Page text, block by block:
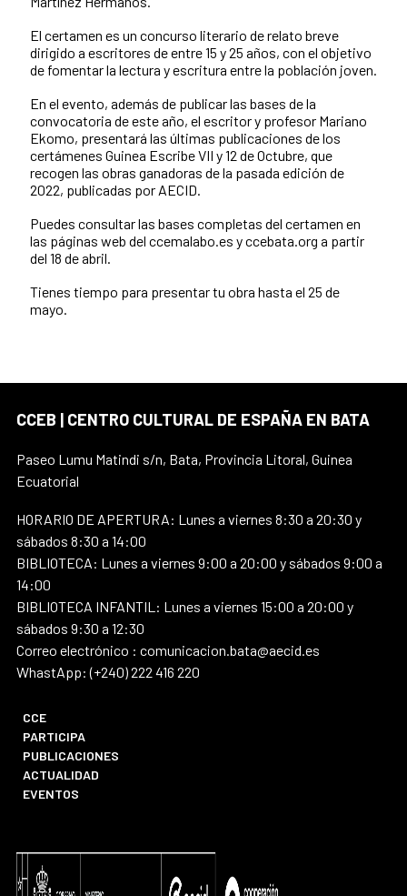
El certamen es un concurso literario de relato breve
dirigido a escritores de entre 15 y 25 años, con el objetivo
de fomentar la lectura y escritura entre la población joven.
En el evento, además de publicar las bases de la
convocatoria de este año, el escritor y profesor Mariano
Ekomo, presentará las últimas publicaciones de los
certámenes Guinea Escribe VII y 12 de Octubre, que
recogen las obras ganadoras de la pasada edición de
2022, publicadas por AECID.
Puedes consultar las bases completas del certamen en
las páginas web del ccemalabo.es y ccebata.org a partir
del 18 de abril.
Tienes tiempo para presentar tu obra hasta el 25 de
mayo.
CCEB | CENTRO CULTURAL DE ESPAÑA EN BATA
Paseo Lumu Matindi s/n, Bata, Provincia Litoral, Guinea
Ecuatorial
HORARIO DE APERTURA: Lunes a viernes 8:30 a 20:30 y
sábados 8:30 a 14:00
BIBLIOTECA: Lunes a viernes 9:00 a 20:00 y sábados 9:00 a
14:00
BIBLIOTECA INFANTIL: Lunes a viernes 15:00 a 20:00 y
sábados 9:30 a 12:30
Correo electrónico : comunicacion.bata@aecid.es
WhastApp: (+240) 222 416 220
CCE
PARTICIPA
PUBLICACIONES
ACTUALIDAD
EVENTOS